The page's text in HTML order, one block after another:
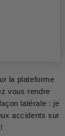
la plateforme
vous rendre
latérale : je
accidents sur